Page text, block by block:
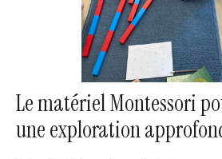
Le matériel Montessori
une exploration